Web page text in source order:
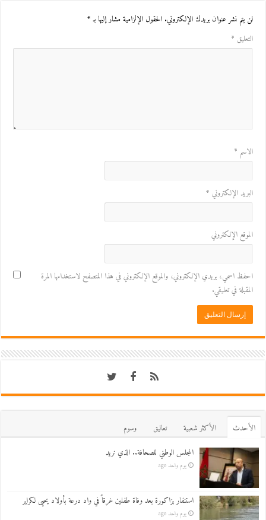
لن يتم نشر عنوان بريدك الإلكتروني. الحقول الإلزامية مشار إليها بـ*
التعليق *
الاسم *
البريد الإلكتروني *
الموقع الإلكتروني
احفظ اسمي، بريدي الإلكتروني، والموقع الإلكتروني في هذا المتصفح لاستخدامها المرة
المقبلة في تعليقي.
اﻷحدث اﻷكثر شعبية تعاليق
وسوم
المجلس الوطني للصحافة.. الذي نريد
يوم واحد ago
استنفار بزاكورة بعد وفاة طفلين غرقاً في واد درعة بأولاد يحيى لكراير
يوم واحد ago